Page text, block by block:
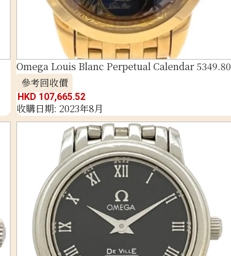
Omega Louis Blanc Perpetual Calendar 5349.80
參考回收價
HKD 107,665.52
收購日期: 2023年8月